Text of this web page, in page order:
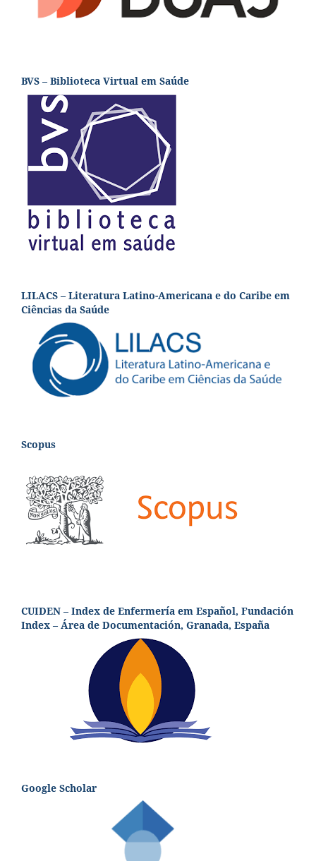
BVS – Biblioteca Virtual em Saúde
LILACS – Literatura Latino-Americana e do Caribe em
Ciências da Saúde
Scopus
CUIDEN – Index de Enfermería em Español, Fundación
Index – Área de Documentación, Granada, España
Google Scholar